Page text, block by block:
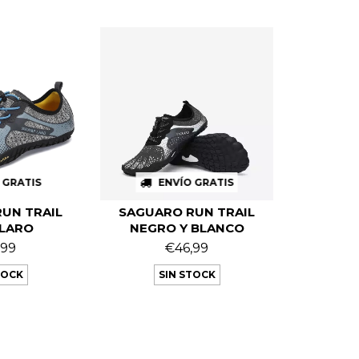
TRAIL
ENVÍO GRATIS
SAGUARO RUN TRAIL
NEGRO Y BLANCO
€46,99
SIN STOCK